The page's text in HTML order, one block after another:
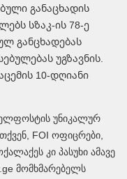
განაცხადის
სზაკ-ის 78-ე
განცხადებას
უგზავნის.
10-დღიანი
უნიკალურ
FOI ოფიცრები,
კი პასუხი ამავე
მომხმარებელს